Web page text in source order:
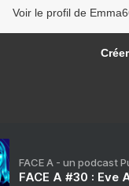
Voir le profil de
FACE A - un podcast
FACE A #30 :